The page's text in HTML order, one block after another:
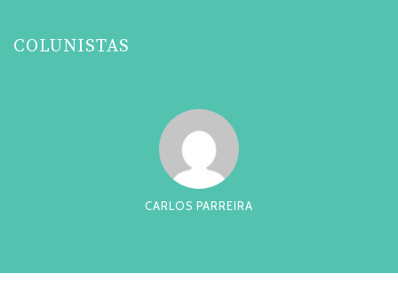
COLUNISTAS
CARLOS PARREIRA